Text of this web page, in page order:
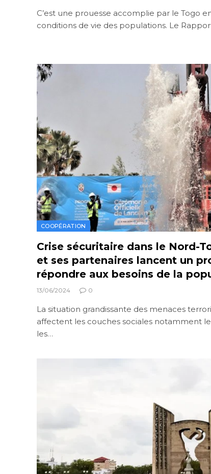
C’est une prouesse accomplie par le Togo
conditions de vie des populations. Le
COOPÉRATION
Crise sécuritaire dans le Nord-
et ses partenaires lancent un
répondre aux besoins de la
13/06/2024 0
La situation grandissante des menaces
affectent les couches sociales notamment
les…